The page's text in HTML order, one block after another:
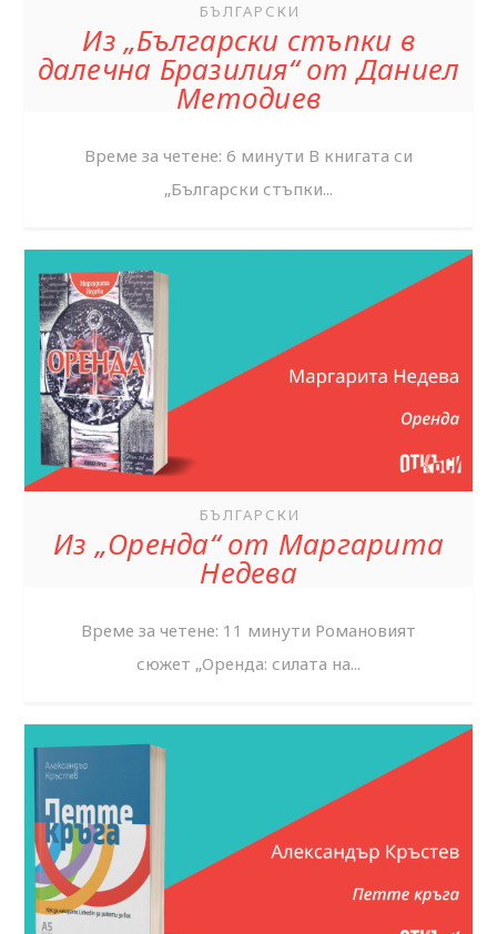
БЪЛГАРСКИ
Из „Български стъпки в
далечна Бразилия“ от Даниел
Методиев
Време за четене: 6 минути В книгата си
„Български стъпки...
БЪЛГАРСКИ
Из „Оренда“ от Маргарита
Недева
Време за четене: 11 минути Романовият
сюжет „Оренда: силата на...